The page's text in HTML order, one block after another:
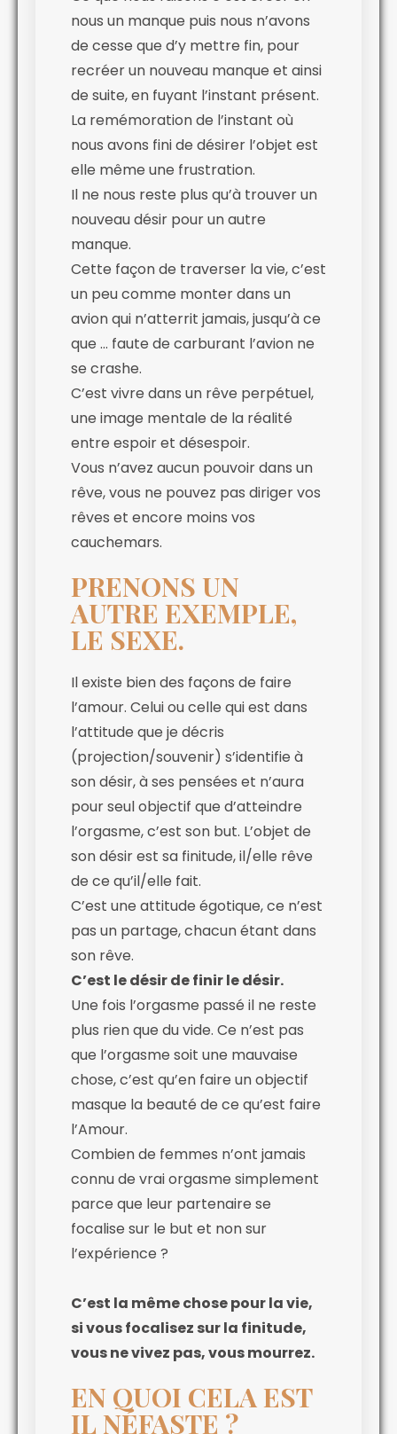
nous un manque puis nous n’avons
de cesse que d’y mettre fin, pour
recréer un nouveau manque et ainsi
de suite, en fuyant l’instant présent.
La remémoration de l’instant où
nous avons fini de désirer l’objet est
elle même une frustration.
Il ne nous reste plus qu’à trouver un
nouveau désir pour un autre
manque.
Cette façon de traverser la vie, c’est
un peu comme monter dans un
avion qui n’atterrit jamais, jusqu’à ce
que … faute de carburant l’avion ne
se crashe.
C’est vivre dans un rêve perpétuel,
une image mentale de la réalité
entre espoir et désespoir.
Vous n’avez aucun pouvoir dans un
rêve, vous ne pouvez pas diriger vos
rêves et encore moins vos
cauchemars.
PRENONS UN
AUTRE EXEMPLE,
LE SEXE.
Il existe bien des façons de faire
l’amour. Celui ou celle qui est dans
l’attitude que je décris
(projection/souvenir) s’identifie à
son désir, à ses pensées et n’aura
pour seul objectif que d’atteindre
l’orgasme, c’est son but. L’objet de
son désir est sa finitude, il/elle rêve
de ce qu’il/elle fait.
C’est une attitude égotique, ce n’est
pas un partage, chacun étant dans
son rêve.
C’est le désir de finir le désir.
Une fois l’orgasme passé il ne reste
plus rien que du vide. Ce n’est pas
que l’orgasme soit une mauvaise
chose, c’est qu’en faire un objectif
masque la beauté de ce qu’est faire
l’Amour.
Combien de femmes n’ont jamais
connu de vrai orgasme simplement
parce que leur partenaire se
focalise sur le but et non sur
l’expérience ?
C’est la même chose pour la vie,
si vous focalisez sur la finitude,
vous ne vivez pas, vous mourrez.
EN QUOI CELA EST
IL NÉFASTE ?